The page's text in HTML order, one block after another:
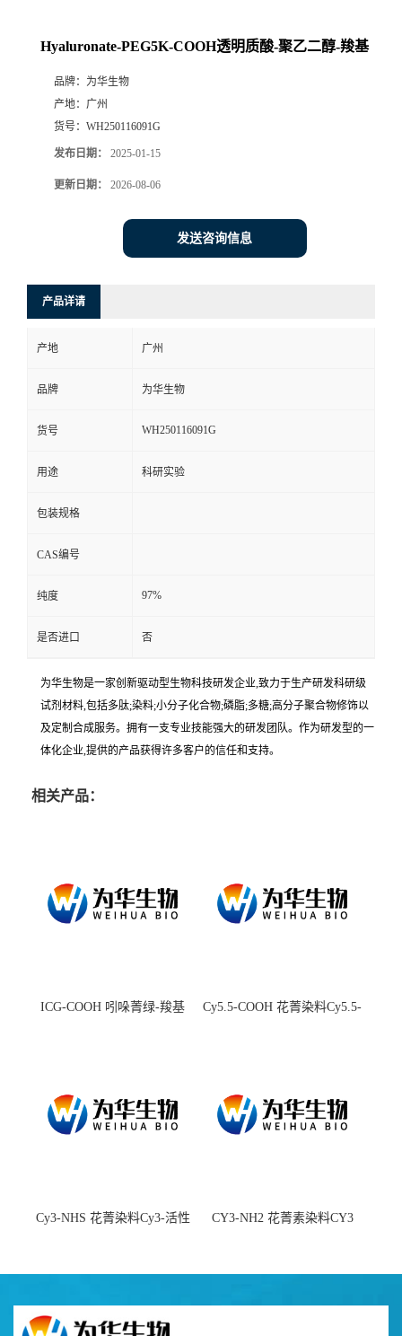
Hyaluronate-PEG5K-COOH透明质酸-聚乙二醇-羧基
品牌： 为华生物
产地： 广州
货号： WH250116091G
发布日期： 2025-01-15
更新日期： 2026-08-06
发送咨询信息
产品详请
产地 广州
品牌 为华生物
货号 WH250116091G
用途 科研实验
包装规格
CAS编号
纯度 97%
是否进口 否
为华生物是一家创新驱动型生物科技研发企业,致力于生产研发科研级
试剂材料,包括多肽;染料;小分子化合物;磷脂;多糖;高分子聚合物修饰以
及定制合成服务。拥有一支专业技能强大的研发团队。作为研发型的一
体化企业,提供的产品获得许多客户的信任和支持。
相关产品：
ICG-COOH 吲哚菁绿-羧基
Cy5.5-COOH 花菁染料Cy5.5-
Cy3-NHS 花菁染料Cy3-活性
CY3-NH2 花菁素染料CY3